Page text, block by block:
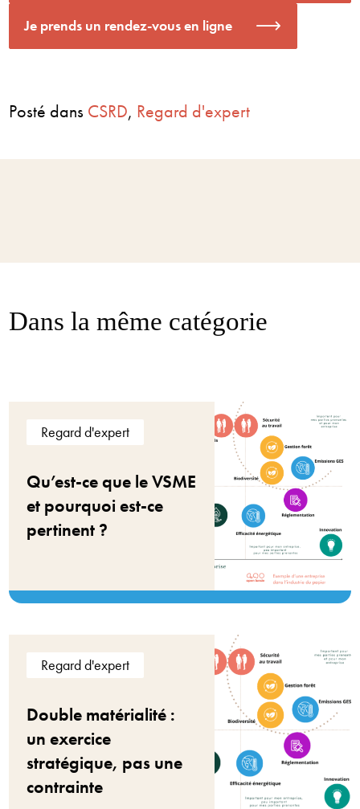
Je prends un rendez-vous en ligne
Posté dans CSRD, Regard d'expert
Dans la même catégorie
Regard d'expert
Qu’est-ce que le VSME
et pourquoi est-ce
pertinent ?
Regard d'expert
Double matérialité :
un exercice
stratégique, pas une
contrainte